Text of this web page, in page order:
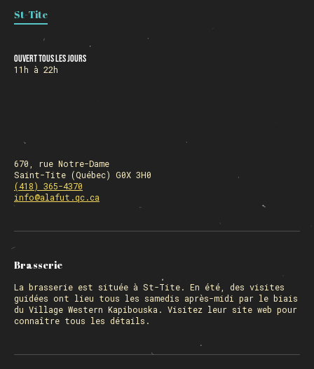
St-Tite
Ouvert tous les jours
11h à 22h
670, rue Notre-Dame
Saint-Tite (Québec) G0X 3H0
(418) 365-4370
info@alafut.qc.ca
Brasserie
La brasserie est située à St-Tite. En été, des visites
guidées ont lieu tous les samedis après-midi par le biais
du Village Western Kapibouska. Visitez leur site web pour
connaître tous les détails.